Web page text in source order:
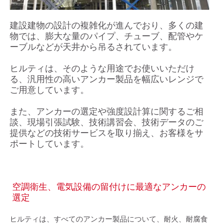
建設建物の設計の複雑化が進んでおり、多くの建
物では、膨大な量のパイプ、チューブ、配管やケ
ーブルなどが天井から吊るされています。
ヒルティは、そのような用途でお使いいただけ
る、汎用性の高いアンカー製品を幅広いレンジで
ご用意しています。
また、アンカーの選定や強度設計算に関するご相
談、現場引張試験、技術講習会、技術データのご
提供などの技術サービスを取り揃え、お客様をサ
ポートしています。
空調衛生、電気設備の留付けに最適なアンカーの
選定
ヒルティは、すべてのアンカー製品について、耐火、耐腐食